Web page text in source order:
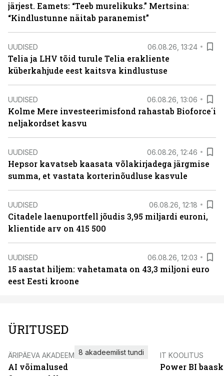
järjest. Eamets: “Teeb murelikuks.” Mertsina:
“Kindlustunne näitab paranemist”
UUDISED 06.08.26, 13:24
Telia ja LHV tõid turule Telia erakliente
küberkahjude eest kaitsva kindlustuse
UUDISED 06.08.26, 13:06
Kolme Mere investeerimisfond rahastab Bioforce´i
neljakordset kasvu
UUDISED 06.08.26, 12:46
Hepsor kavatseb kaasata võlakirjadega järgmise
summa, et vastata korterinõudluse kasvule
UUDISED 06.08.26, 12:18
Citadele laenuportfell jõudis 3,95 miljardi euroni,
klientide arv on 415 500
UUDISED 06.08.26, 12:03
15 aastat hiljem: vahetamata on 43,3 miljoni euro
eest Eesti kroone
ÜRITUSED
ÄRIPÄEVA AKADEEMIA
AI võimalused
8 akadeemilist tundi IT KOOLITUS
Power BI